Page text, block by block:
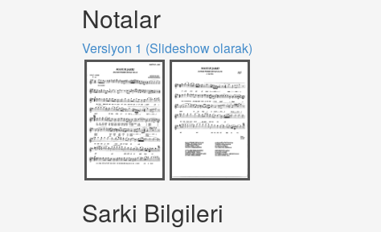
Notalar
Versiyon 1 (Slideshow olarak)
Sarki Bilgileri